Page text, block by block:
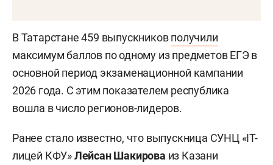
В Татарстане 459 выпускниковполучили
максимум баллов по одному из предметов ЕГЭ в
основной период экзаменационной кампании
2026 года. С этим показателем республика
вошла в число регионов-лидеров.
Ранее стало известно, что выпускница СУНЦ «IT-
лицей КФУ»Лейсан Шакирова из Казани